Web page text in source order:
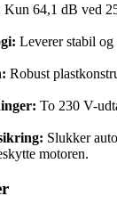
Kun 64,1 dB ved
Leverer stabil
Robust
To 230 V-
Slukker
motoren.